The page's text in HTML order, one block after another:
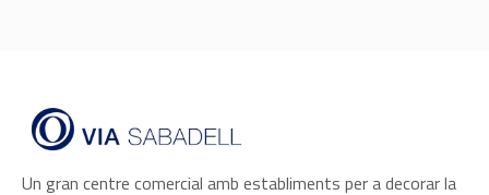
Un gran centre comercial amb establiments per a decorar la